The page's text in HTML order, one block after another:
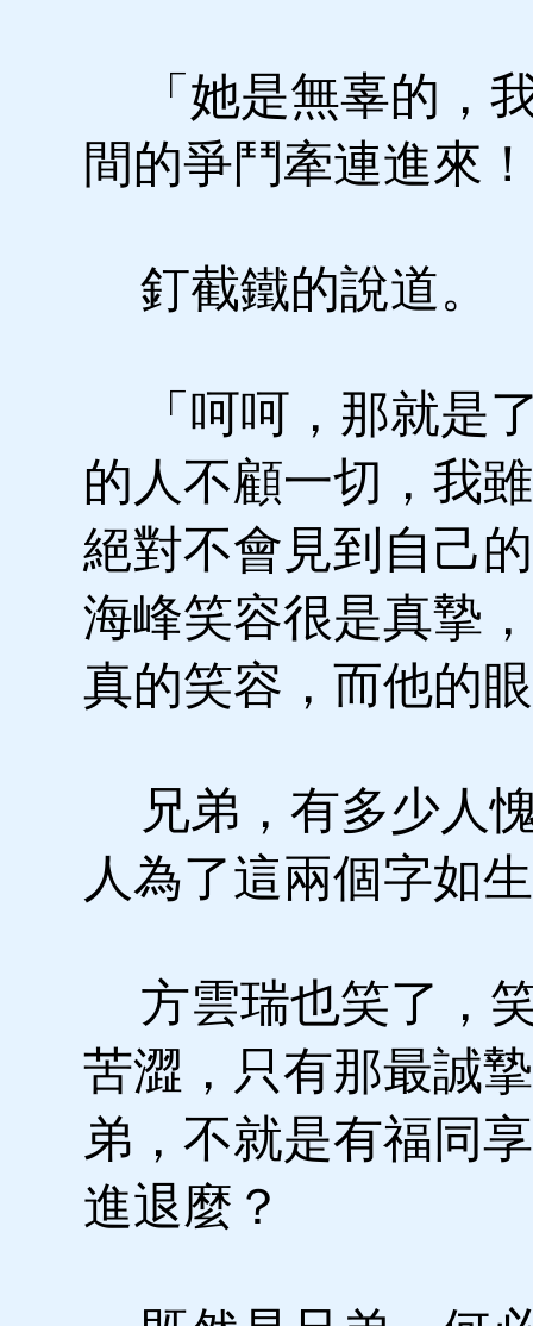
「她是無辜的，
間的爭鬥牽連進來
釘截鐵的說道。
「呵呵，那就是
的人不顧一切，我
絕對不會見到自己
海峰笑容很是真摯
真的笑容，而他的
兄弟，有多少人
人為了這兩個字如
方雲瑞也笑了，
苦澀，只有那最誠
弟，不就是有福同
進退麼？